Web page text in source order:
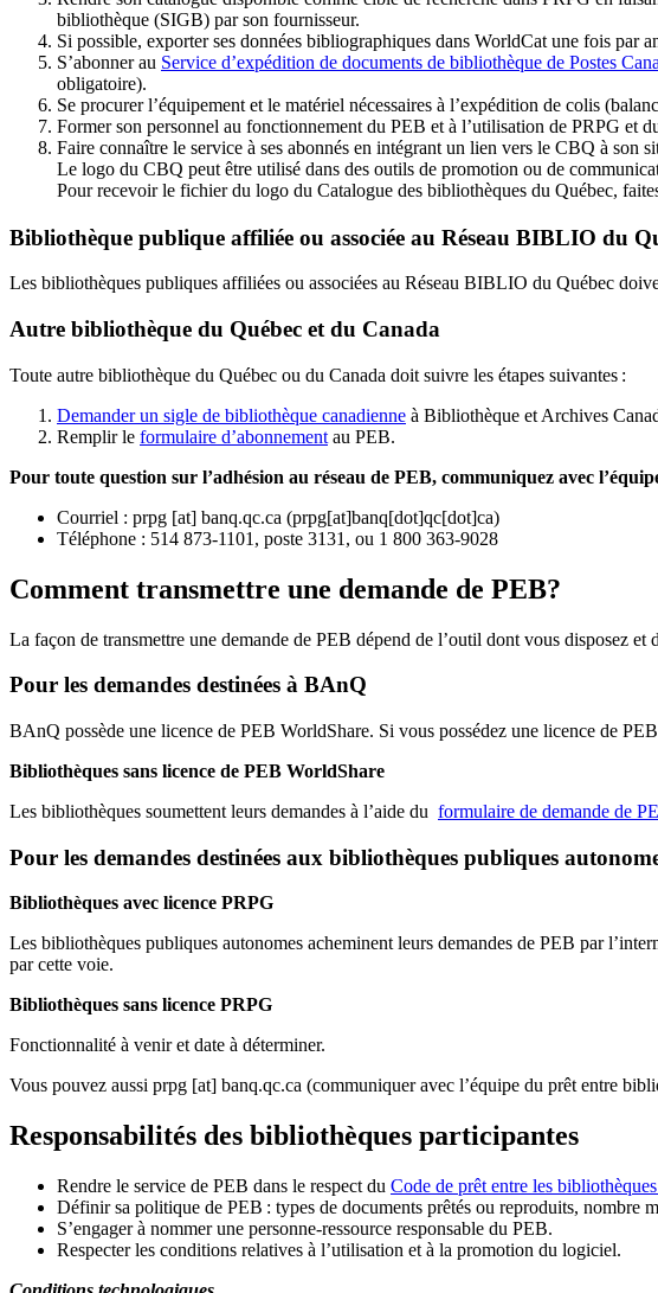
bibliothèque (SIGB) par son fournisseur.
Si possible, exporter ses données bibliographiques dans WorldCat une fois par
S’abonner au Service d’expédition de documents de bibliothèque de Postes
obligatoire).
Se procurer l’équipement et le matériel nécessaires à l’expédition de colis
Former son personnel au fonctionnement du PEB et à l’utilisation de PRPG et
Faire connaître le service à ses abonnés en intégrant un lien vers le CBQ à
Le logo du CBQ peut être utilisé dans des outils de promotion ou de
Pour recevoir le fichier du logo du Catalogue des bibliothèques du Québec,
Bibliothèque publique affiliée ou associée au Réseau BIBLIO du
Les bibliothèques publiques affiliées ou associées au Réseau BIBLIO du Québec
Autre bibliothèque du Québec et du Canada
Toute autre bibliothèque du Québec ou du Canada doit suivre les étapes suivantes :
Demander un sigle de bibliothèque canadienne à Bibliothèque et Archives
Remplir le formulaire d’abonnement au PEB.
Pour toute question sur l’adhésion au réseau de PEB, communiquez avec
Courriel : prpg [at] banq.qc.ca (prpg[at]banq[dot]qc[dot]ca)
Téléphone : 514 873-1101, poste 3131, ou 1 800 363-9028
Comment transmettre une demande de PEB?
La façon de transmettre une demande de PEB dépend de l’outil dont vous disposez et
Pour les demandes destinées à BAnQ
BAnQ possède une licence de PEB WorldShare. Si vous possédez une licence de
Bibliothèques sans licence de PEB WorldShare
Les bibliothèques soumettent leurs demandes à l’aide du formulaire de demande de
Pour les demandes destinées aux bibliothèques publiques
Bibliothèques avec licence PRPG
Les bibliothèques publiques autonomes acheminent leurs demandes de PEB par
par cette voie.
Bibliothèques sans licence PRPG
Fonctionnalité à venir et date à déterminer.
Vous pouvez aussi prpg [at] banq.qc.ca (communiquer avec l’équipe du prêt entre
Responsabilités des bibliothèques participantes
Rendre le service de PEB dans le respect du Code de prêt entre les
Définir sa politique de PEB : types de documents prêtés ou reproduits, nombre
S’engager à nommer une personne-ressource responsable du PEB.
Respecter les conditions relatives à l’utilisation et à la promotion du logiciel.